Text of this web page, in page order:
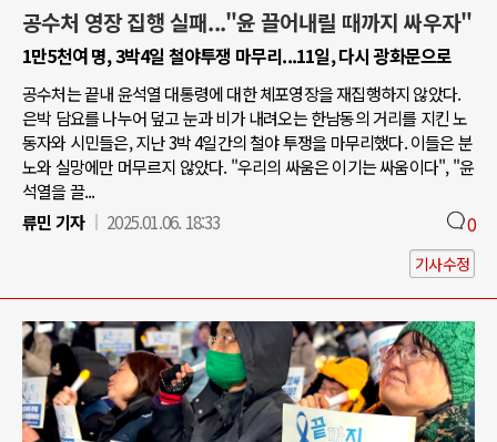
공수처 영장 집행 실패..."윤 끌어내릴 때까지 싸우자"
1만5천여 명, 3박4일 철야투쟁 마무리...11일, 다시 광화문으로
공수처는 끝내 윤석열 대통령에 대한 체포영장을 재집행하지 않았다.
은박 담요를 나누어 덮고 눈과 비가 내려오는 한남동의 거리를 지킨 노
동자와 시민들은, 지난 3박 4일간의 철야 투쟁을 마무리했다. 이들은 분
노와 실망에만 머무르지 않았다. "우리의 싸움은 이기는 싸움이다", "윤
석열을 끌...
류민 기자
2025.01.06. 18:33 0
기사수정